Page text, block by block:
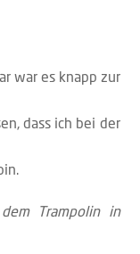
war es knapp zur
dass ich bei der
Trampolin in